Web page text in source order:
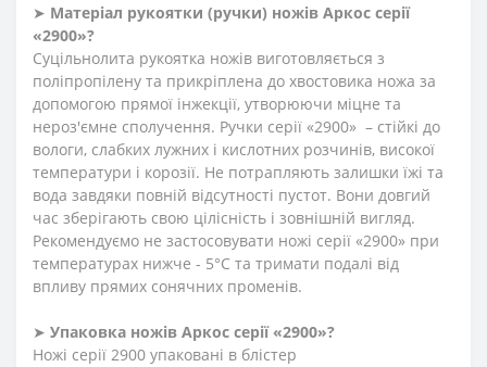
➤ Матеріал рукоятки (ручки) ножів Аркос серії
«2900»?
Суцільнолита рукоятка ножів виготовляється з
поліпропілену та прикріплена до хвостовика ножа за
допомогою прямої інжекції, утворюючи міцне та
нероз'ємне сполучення. Ручки серії «2900» – стійкі до
вологи, слабких лужних і кислотних розчинів, високої
температури і корозії. Не потрапляють залишки їжі та
вода завдяки повній відсутності пустот. Вони довгий
час зберігають свою цілісність і зовнішній вигляд.
Рекомендуємо не застосовувати ножі серії «2900» при
температурах нижче - 5°С та тримати подалі від
впливу прямих сонячних променів.
➤ Упаковка ножів Аркос серії «2900»?
Ножі серії 2900 упаковані в блістер